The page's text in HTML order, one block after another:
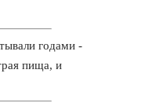
годами -
пища, и